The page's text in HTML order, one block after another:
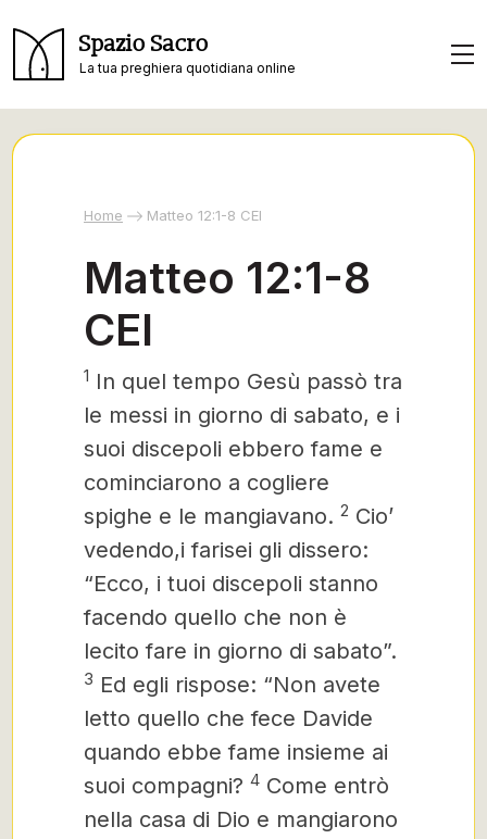
Spazio Sacro
La tua preghiera quotidiana online
Home Matteo 12:1-8 CEI
Matteo 12:1-8
CEI
1 In quel tempo Gesù passò tra
le messi in giorno di sabato, e i
suoi discepoli ebbero fame e
cominciarono a cogliere
spighe e le mangiavano. 2 Cio’
vedendo,i farisei gli dissero:
“Ecco, i tuoi discepoli stanno
facendo quello che non è
lecito fare in giorno di sabato”.
3 Ed egli rispose: “Non avete
letto quello che fece Davide
quando ebbe fame insieme ai
suoi compagni? 4 Come entrò
nella casa di Dio e mangiarono